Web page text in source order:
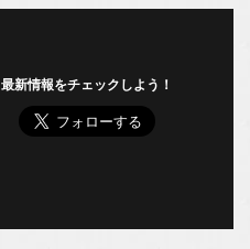
最新情報をチェックしよう！